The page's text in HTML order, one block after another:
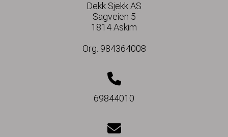
Dekk Sjekk AS
Sagveien 5
1814 Askim
Org. 984364008
69844010